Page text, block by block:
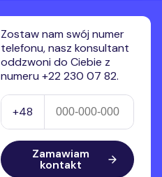
Zostaw nam swój numer
telefonu, nasz konsultant
oddzwoni do Ciebie z
numeru +22 230 07 82.
Numer telefonu
+48
Zamawiam
kontakt